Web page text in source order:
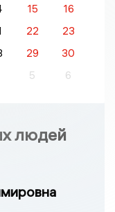
15
16
22
23
29
30
5 6
людей